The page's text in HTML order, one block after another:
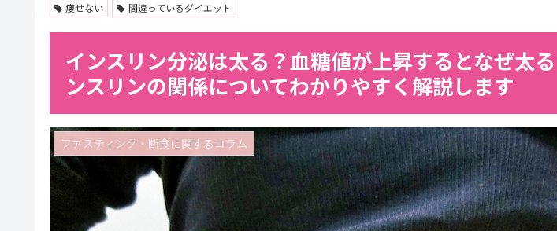
痩せない 間違っているダイエット
インスリン分泌は太る？血糖値が上昇するとなぜ太
ンスリンの関係についてわかりやすく解説します
ファスティング・断食に関するコラム